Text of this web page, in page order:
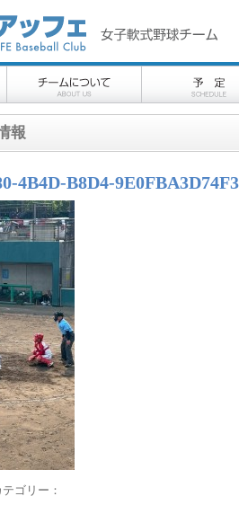
報
4B4D-B8D4-9E0FBA3D74F3
ゴリー：